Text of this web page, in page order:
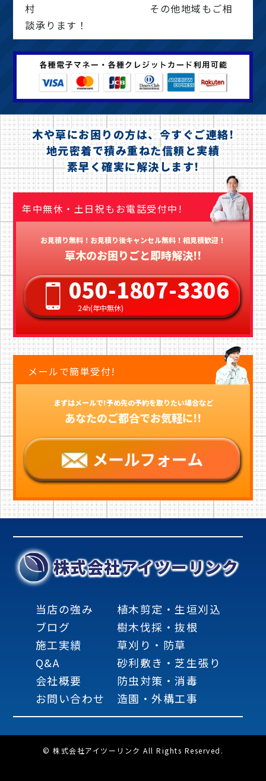
村 その他地域もご相
談承ります！
木や草にお困りの方は、今すぐご連絡!
地元密着で積み重ねた信頼と実績
素早く確実に解決します!
年中無休・土日祝もお電話受付中!
お見積り無料！お見積り後キャンセル無料！相見積歓迎！
草木のお困りごと即時解決!!
050-1807-3306
24h(年中無休)
メールで簡単受付!
まずはメールで!予め先の予約を取りたい場合など
あなたのご都合でお気軽に!!
株式会社アイツーリンク
当店の強み
ブログ
施工実績
Q&A
会社概要
お問い合わせ
植木剪定・生垣刈込
樹木伐採・抜根
草刈り・防草
砂利敷き・芝生張り
防虫対策・消毒
造園・外構工事
© 株式会社アイツーリンク All Rights Reserved.